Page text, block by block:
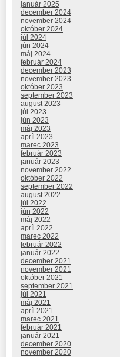
január 2025
december 2024
november 2024
október 2024
júl 2024
jún 2024
máj 2024
február 2024
december 2023
november 2023
október 2023
september 2023
august 2023
júl 2023
jún 2023
máj 2023
apríl 2023
marec 2023
február 2023
január 2023
november 2022
október 2022
september 2022
august 2022
júl 2022
jún 2022
máj 2022
apríl 2022
marec 2022
február 2022
január 2022
december 2021
november 2021
október 2021
september 2021
júl 2021
máj 2021
apríl 2021
marec 2021
február 2021
január 2021
december 2020
november 2020